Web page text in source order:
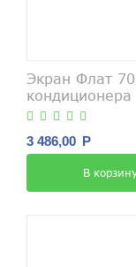
Экран Флат
кондиционера
3 486,00 Р
В